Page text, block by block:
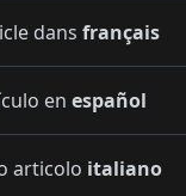
dans français
en español
articolo italiano